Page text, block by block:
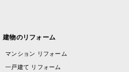
建物のリフォーム
マンション リフォーム
一戸建て リフォーム